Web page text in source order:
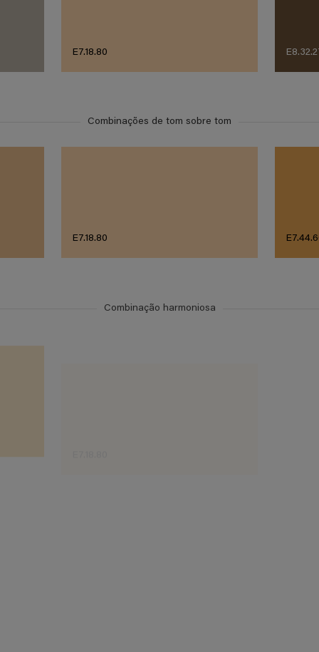
E7.18.80
Combinações de tom sobre tom
E7.18.80
Combinação harmoniosa